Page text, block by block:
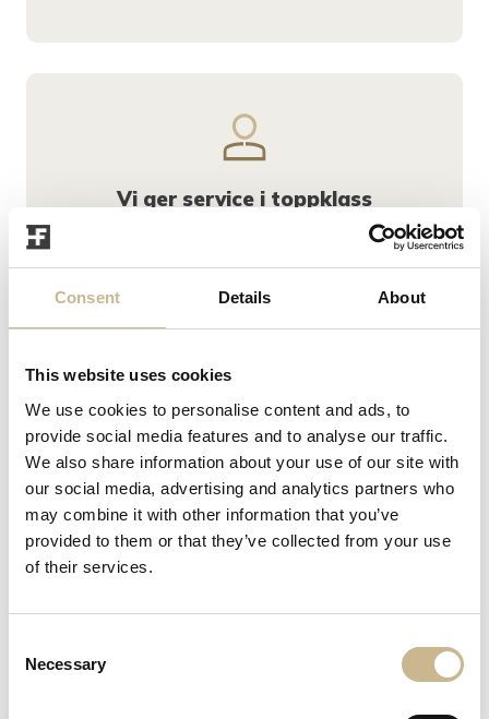
Consent Details About
This website uses cookies
We use cookies to personalise content and ads, to
provide social media features and to analyse our traffic.
We also share information about your use of our site with
our social media, advertising and analytics partners who
may combine it with other information that you’ve
provided to them or that they’ve collected from your use
of their services.
Selection
Necessary
Vi ger service i toppklass
Våra mäklare är erkänt skickliga och bakom
Vi har rätt kontakter
Vårt unika kundregister bygger på många års
relationer. Som säljare får du tillgång till ett